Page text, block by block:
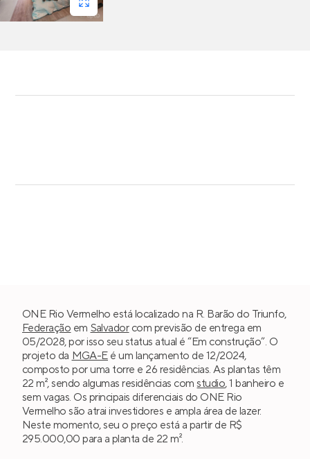
ONE Rio Vermelho está localizado na R. Barão do Triunfo,
Federação em Salvadorcom previsão de entrega em
05/2028, por isso seu status atual é “Em construção”. O
projeto da MGA-E é um lançamento de 12/2024,
composto por uma torre e 26 residências. As plantas têm
22 m², sendo algumas residências comstudio, 1 banheiro e
sem vagas. Os principais diferenciais do ONE Rio
Vermelho são atrai investidores e ampla área de lazer.
Neste momento, seu o preço está a partir de R$
295.000,00 para a planta de 22 m².